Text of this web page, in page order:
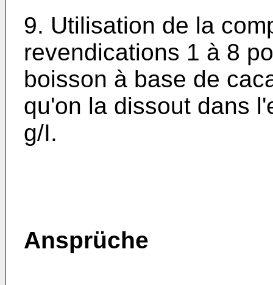
9. Utilisation de la
revendications 1 à 8
boisson à base de
qu'on la dissout dans
g/I.
Ansprüche